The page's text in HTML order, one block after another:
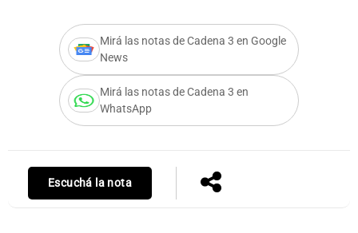
Mirá las notas de Cadena 3 en Google
News
Mirá las notas de Cadena 3 en
WhatsApp
Escuchá la nota
Notas
Mundial 2026
La Sole en
Cadena 3